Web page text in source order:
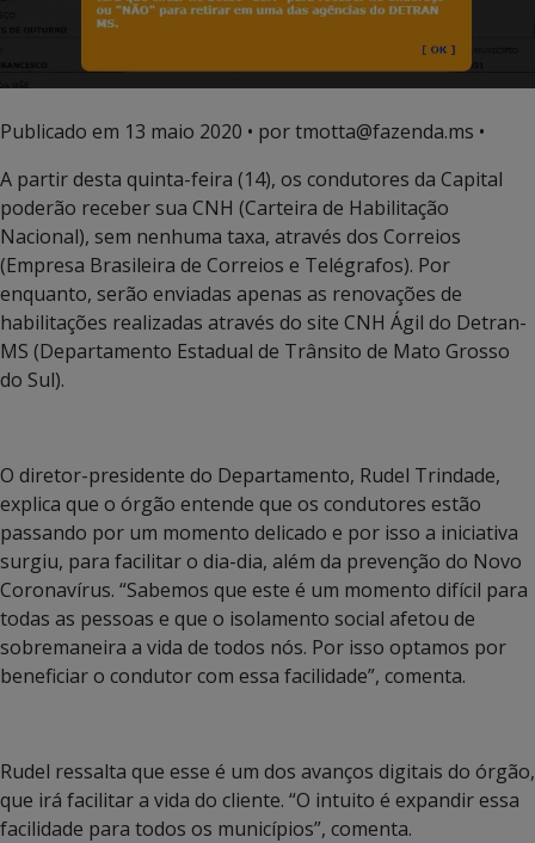
Publicado em 13 maio 2020 • por tmotta@fazenda.ms •
A partir desta quinta-feira (14), os condutores da Capital
poderão receber sua CNH (Carteira de Habilitação
Nacional), sem nenhuma taxa, através dos Correios
(Empresa Brasileira de Correios e Telégrafos). Por
enquanto, serão enviadas apenas as renovações de
habilitações realizadas através do site CNH Ágil do Detran-
MS (Departamento Estadual de Trânsito de Mato Grosso
do Sul).
O diretor-presidente do Departamento, Rudel Trindade,
explica que o órgão entende que os condutores estão
passando por um momento delicado e por isso a iniciativa
surgiu, para facilitar o dia-dia, além da prevenção do Novo
Coronavírus. “Sabemos que este é um momento difícil para
todas as pessoas e que o isolamento social afetou de
sobremaneira a vida de todos nós. Por isso optamos por
beneficiar o condutor com essa facilidade”, comenta.
Rudel ressalta que esse é um dos avanços digitais do órgão,
que irá facilitar a vida do cliente. “O intuito é expandir essa
facilidade para todos os municípios”, comenta.